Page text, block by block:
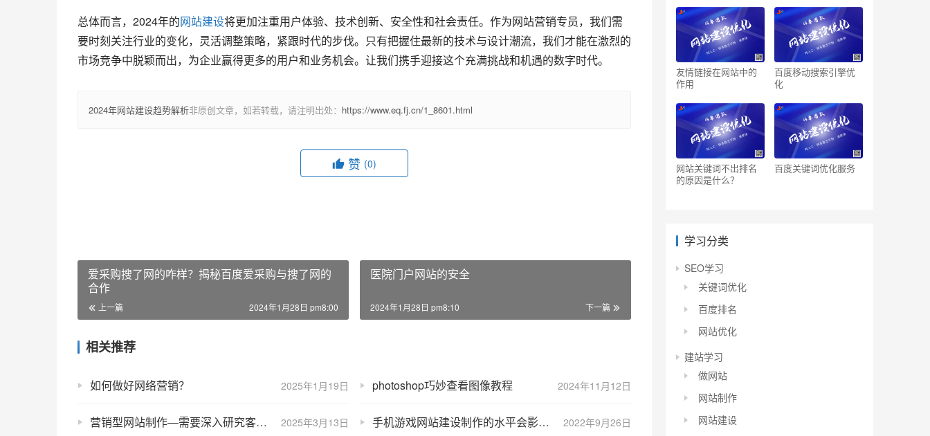
总体而言，2024年的网站建设将更加注重用户体验、技术创新、安全性和社会责任。作为网站营销专员，我们需
要时刻关注行业的变化，灵活调整策略，紧跟时代的步伐。只有把握住最新的技术与设计潮流，我们才能在激烈的
市场竞争中脱颖而出，为企业赢得更多的用户和业务机会。让我们携手迎接这个充满挑战和机遇的数字时代。
2024年网站建设趋势解析非原创文章，如若转载，请注明出处： https://www.eq.fj.cn/1_8601.html
赞 (0)
爱采购搜了网的咋样？揭秘百度爱采购与搜了网的
合作
上一篇 2024年1月28日 pm8:00
医院门户网站的安全
下一篇
2024年1月28日 pm8:10
相关推荐
2025年1月19日
如何做好网络营销？ 2024年11月12日
photoshop巧妙查看图像教程
2025年3月13日
营销型网站制作—需要深入研究客户哪些内容？ 2022年9月26日
手机游戏网站建设制作的水平会影响用户体验吗？
友情链接在网站中的
作用
百度移动搜索引擎优
化
网站关键词不出排名
的原因是什么？
百度关键词优化服务
学习分类
SEO学习
关键词优化
百度排名
网站优化
建站学习
做网站
网站制作
网站建设